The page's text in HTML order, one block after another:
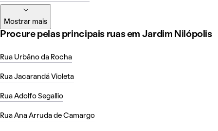
Mostrar mais
Procure pelas principais ruas em Jardim Nilópolis
Rua Urbâno da Rocha
Rua Jacarandá Violeta
Rua Adolfo Segallio
Rua Ana Arruda de Camargo